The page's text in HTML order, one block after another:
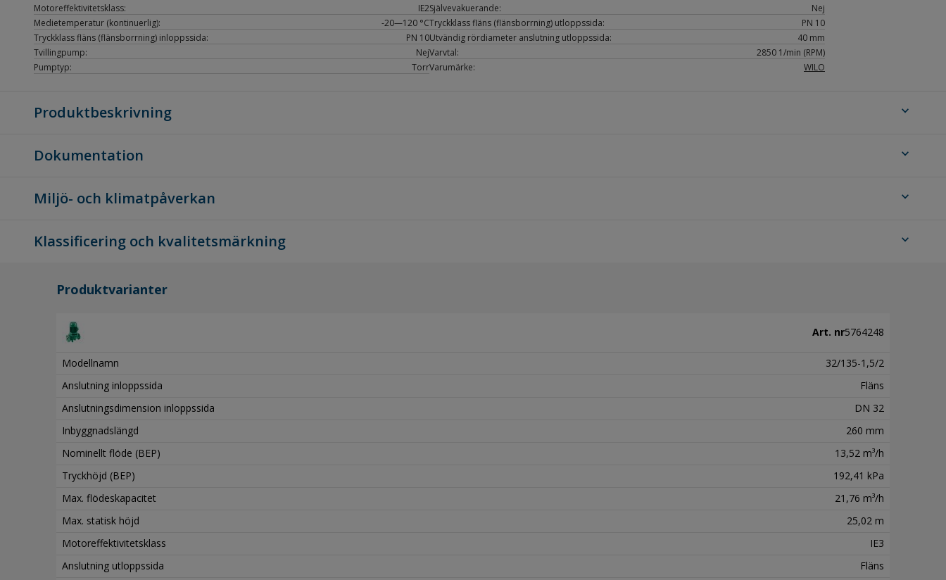
Motoreffektivitetsklass:
IE2
Medietemperatur (kontinuerlig):
-20—120 °C
Tryckklass fläns (flänsborrning) inloppssida:
PN 10
Tvillingpump:
Nej
Pumptyp:
Torr
Självevakuerande:
Nej
Tryckklass fläns (flänsborrning) utloppssida:
PN 10
Utvändig rördiameter anslutning utloppssida:
40 mm
Varvtal:
2850 1/min (RPM)
Varumärke:
WILO
Produktbeskrivning expand_more
Dokumentation expand_more
Miljö- och klimatpåverkan expand_more
Klassificering och kvalitetsmärkning expand_more
Produktvarianter
Art. nr5764248
Modellnamn
32/135-1,5/2
Anslutning inloppssida
Fläns
Anslutningsdimension inloppssida
DN 32
Inbyggnadslängd
260 mm
Nominellt flöde (BEP)
13,52 m³/h
Tryckhöjd (BEP)
192,41 kPa
Max. flödeskapacitet
21,76 m³/h
Max. statisk höjd
25,02 m
Motoreffektivitetsklass
IE3
Anslutning utloppssida
Fläns